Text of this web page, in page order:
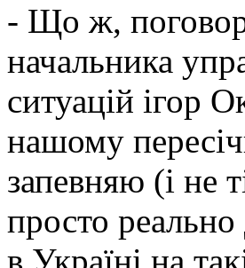
- Що ж,
начальника
ситуацій ігор
нашому
запевняю (і не
просто
в Україні на